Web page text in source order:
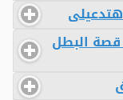
قصة البطل